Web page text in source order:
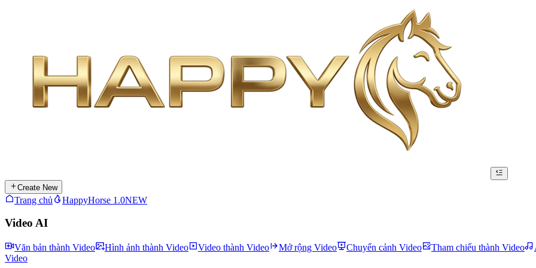
Create New
Trang chủ HappyHorse 1.0NEW
Video AI
Văn bản thành Video Hình ảnh thành Video Video thành Video Mở rộng Video Chuyển cảnh Video Tham chiếu thành Video
Video